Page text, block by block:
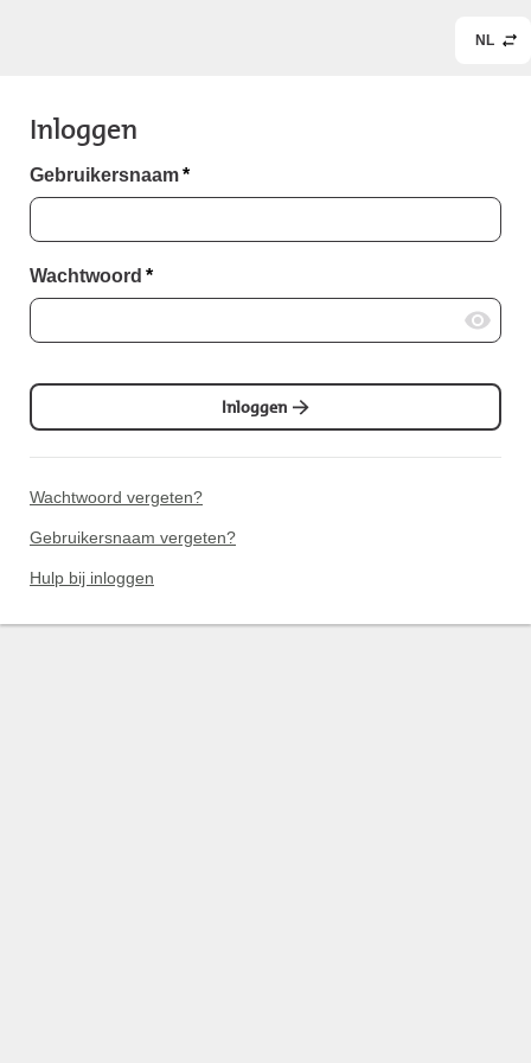
NL
Inloggen
Gebruikersnaam*
Wachtwoord *
Inloggen
Wachtwoord vergeten?
Gebruikersnaam vergeten?
Hulp bij inloggen